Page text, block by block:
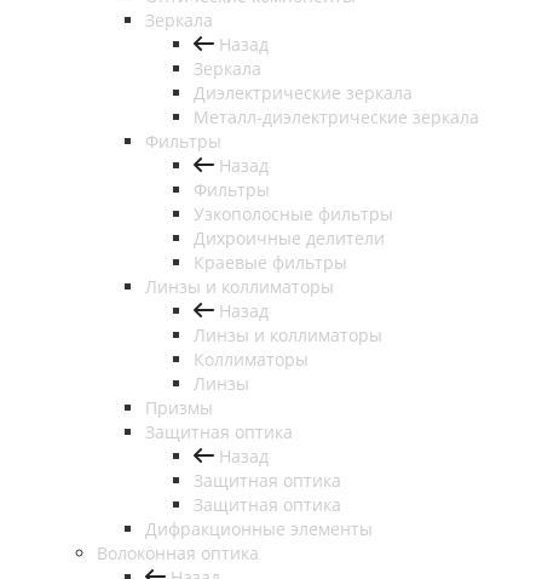
Зеркала
Назад
Зеркала
Диэлектрические зеркала
Металл-диэлектрические зеркала
Фильтры
Назад
Фильтры
Узкополосные фильтры
Дихроичные делители
Краевые фильтры
Линзы и коллиматоры
Назад
Линзы и коллиматоры
Коллиматоры
Линзы
Призмы
Защитная оптика
Назад
Защитная оптика
Защитная оптика
Дифракционные элементы
Волоконная оптика